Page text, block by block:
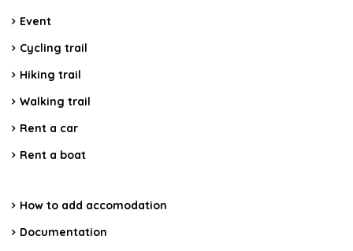
Event
Cycling trail
Hiking trail
Walking trail
Rent a car
Rent a boat
How to add accomodation
Documentation